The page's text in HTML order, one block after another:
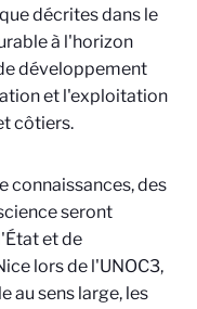
décrites dans le
à l'horizon
développement
et l'exploitation
côtiers.
connaissances, des
seront
et de
lors de l'UNOC3,
au sens large, les